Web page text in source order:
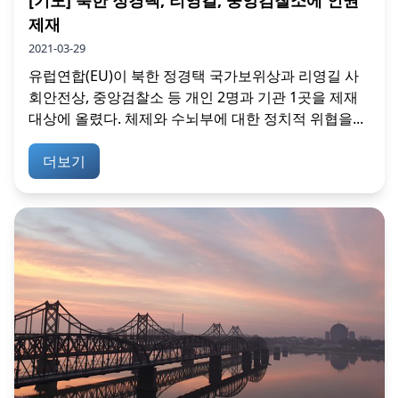
제재
2021-03-29
유럽연합(EU)이 북한 정경택 국가보위상과 리영길 사
회안전상, 중앙검찰소 등 개인 2명과 기관 1곳을 제재
대상에 올렸다. 체제와 수뇌부에 대한 정치적 위협을...
더보기